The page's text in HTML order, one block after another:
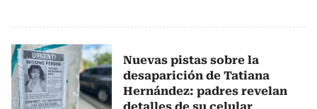
Nuevas pistas sobre la
desaparición de Tatiana
Hernández: padres revelan